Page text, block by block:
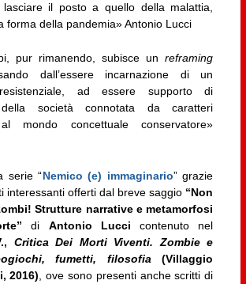
il posto a quello della malattia,
forma della pandemia» Antonio Lucci
pur rimanendo, subisce unreframing
dall’essere incarnazione di un
ad essere supporto di
della società connotata da caratteri
mondo concettuale conservatore»
serie “Nemico (e) immaginario” grazie
interessanti offerti dal breve saggio “Non
Strutture narrative e metamorfosi
di Antonio Lucci contenuto nel
Critica Dei Morti Viventi. Zombie e
fumetti, filosofia (Villaggio
2016) , ove sono presenti anche scritti di